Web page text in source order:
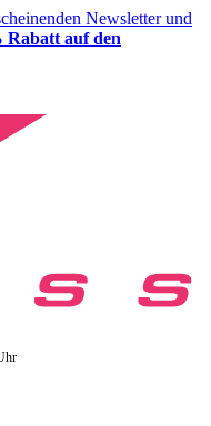
Newsletter und
Rabatt auf den